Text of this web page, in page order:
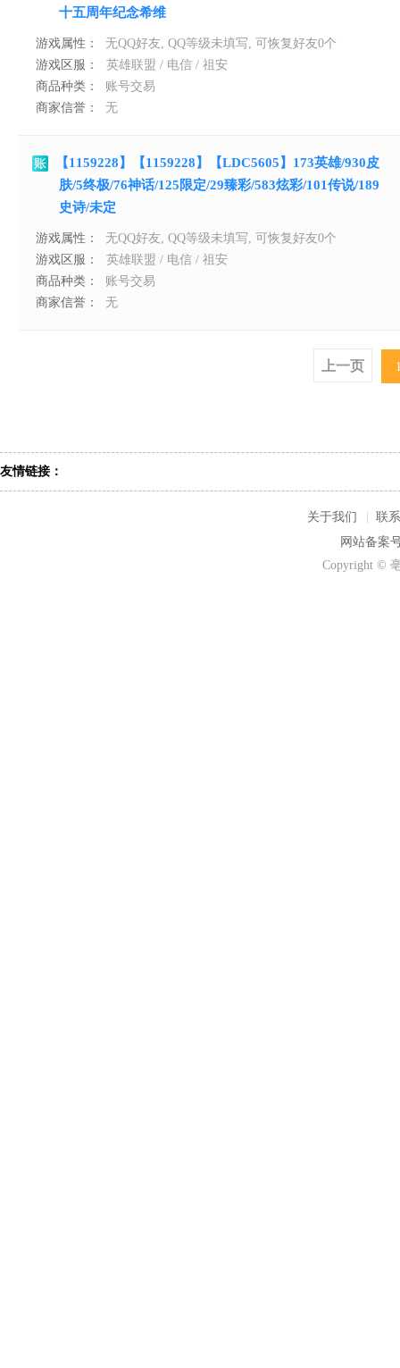
十五周年纪念希维
游戏属性：
无QQ好友, QQ等级未填写, 可恢复好友0个
游戏区服：
英雄联盟 / 电信 / 祖安
商品种类：
账号交易
商家信誉：
无
【1159228】【1159228】【LDC5605】173英雄/930皮
肤/5终极/76神话/125限定/29臻彩/583炫彩/101传说/189
史诗/未定
游戏属性：
无QQ好友, QQ等级未填写, 可恢复好友0个
游戏区服：
英雄联盟 / 电信 / 祖安
商品种类：
账号交易
商家信誉：
无
上一页
友情链接：
关于我们
联
网站备案
Copyright ©